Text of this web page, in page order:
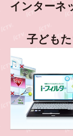
世界で
インターネ
子ども